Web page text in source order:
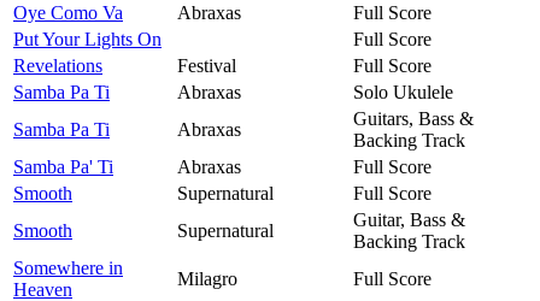
Oye Como Va
Abraxas
Full Score
Put Your Lights On
Full Score
Revelations
Festival
Full Score
Samba Pa Ti
Abraxas
Solo Ukulele
Samba Pa Ti
Abraxas
Guitars, Bass &
Backing Track
Samba Pa' Ti
Abraxas
Full Score
Smooth
Supernatural
Full Score
Smooth
Supernatural
Guitar, Bass &
Backing Track
Somewhere in
Heaven
Milagro
Full Score